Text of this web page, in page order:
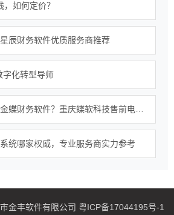
如何定价？
辰财务软件优质服务商推荐
字化转型导师
统哪家权威，专业服务商实力参考
金丰软件有限公司 粤ICP备17044195号-1